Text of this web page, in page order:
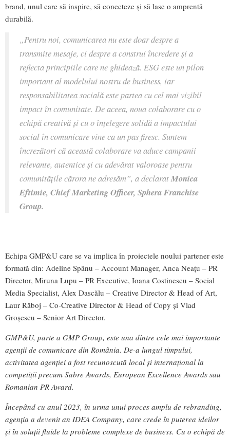
brand, unul care să inspire, să conecteze și să lase o amprentă
durabilă.
„Pentru noi, comunicarea nu este doar despre a
transmite mesaje, ci despre a construi încredere și a
reflecta principiile care ne ghidează. ESG este un pilon
important al modelului nostru de business, iar
responsabilitatea socială este partea cu cel mai vizibil
impact în comunitate. De aceea, noua colaborare cu o
echipă creativă și cu o înțelegere solidă a impactului
social în comunicare vine ca un pas firesc. Suntem
încrezători că această colaborare va aduce campanii
relevante, autentice și cu adevărat valoroase pentru
comunitățile cărora ne adresăm”, a declaratMonica
Eftimie, Chief Marketing Officer, Sphera Franchise
Group.
Echipa GMP&U care se va implica în proiectele noului partener este
formată din: Adeline Spânu – Account Manager, Anca Neațu – PR
Director, Miruna Lupu – PR Executive, Ioana Costinescu – Social
Media Specialist, Alex Dascălu – Creative Director & Head of Art,
Laur Răboj – Co-Creative Director & Head of Copy și Vlad
Groșescu – Senior Art Director.
GMP&U, parte a GMP Group, este una dintre cele mai importante
agenții de comunicare din România. De-a lungul timpului,
activitatea agenției a fost recunoscută local și internațional la
competiții precum Sabre Awards, European Excellence Awards sau
Romanian PR Award.
Începând cu anul 2023, în urma unui proces amplu de rebranding,
agenția a devenit an IDEA Company, care crede în puterea ideilor
și în soluții fluide la probleme complexe de business. Cu o echipă de